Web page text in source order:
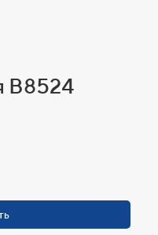
B8524